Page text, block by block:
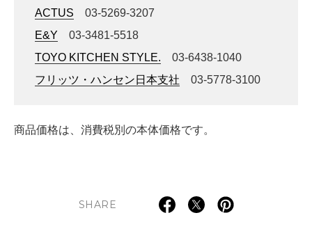
ACTUS 03-5269-3207
E&Y 03-3481-5518
TOYO KITCHEN STYLE. 03-6438-1040
フリッツ・ハンセン日本支社 03-5778-3100
商品価格は、消費税別の本体価格です。
SHARE